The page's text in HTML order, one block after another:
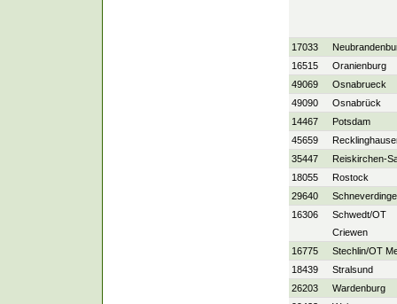
17033
16515
Oranienburg
49069
Osnabrueck
49090
Osnabrück
14467
Potsdam
45659
35447
Reiskirchen-
18055
Rostock
29640
16306
Schwedt/OT
Criewen
16775
Stechlin/OT
18439
Stralsund
26203
Wardenburg